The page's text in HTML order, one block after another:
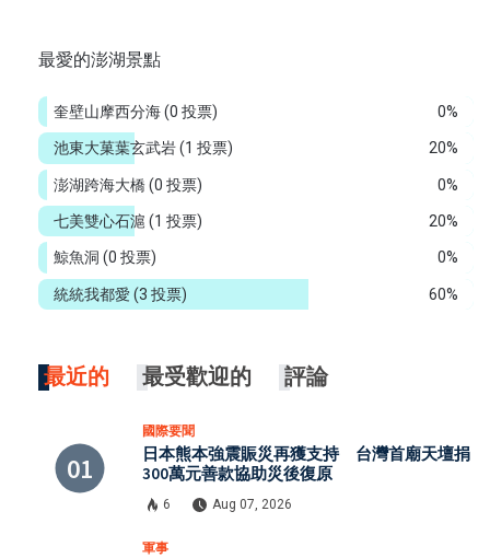
最愛的澎湖景點
0%
奎壁山摩西分海(0 投票)
20%
池東大菓葉玄武岩(1 投票)
0%
澎湖跨海大橋(0 投票)
20%
七美雙心石滬 (1 投票)
0%
鯨魚洞 (0 投票)
60%
統統我都愛 (3 投票)
最近的 最受歡迎的 評論
國際要聞
日本熊本強震賑災再獲支持 台灣首廟天壇捐
300萬元善款協助災後復原
6 Aug 07, 2026
軍事